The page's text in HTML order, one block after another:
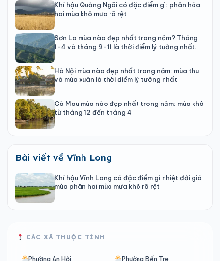
Khí hậu Quảng Ngãi có đặc điểm gì: phân hóa
hai mùa khô mưa rõ rệt
Sơn La mùa nào đẹp nhất trong năm? Tháng
1-4 và tháng 9-11 là thời điểm lý tưởng nhất.
Hà Nội mùa nào đẹp nhất trong năm: mùa thu
và mùa xuân là thời điểm lý tưởng nhất
Cà Mau mùa nào đẹp nhất trong năm: mùa khô
từ tháng 12 đến tháng 4
Bài viết về Vĩnh Long
Khí hậu Vĩnh Long có đặc điểm gì nhiệt đới gió
mùa phân hai mùa mưa khô rõ rệt
CÁC XÃ THUỘC TỈNH
Phường An Hội Phường Bến Tre